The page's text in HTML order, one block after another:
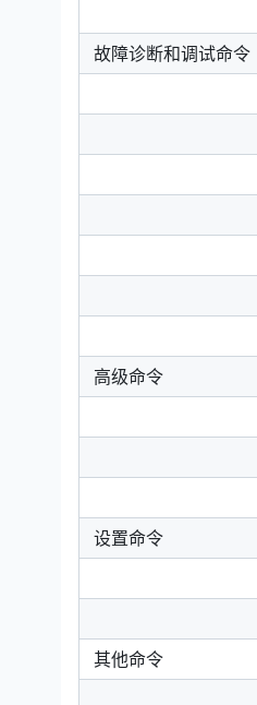
故障诊断和调试命令
高级命令
设置命令
其他命令